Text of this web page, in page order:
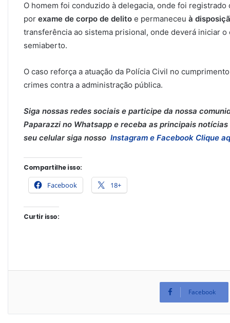
O homem foi conduzido à delegacia, onde foi
por exame de corpo de delito e permaneceu à
transferência ao sistema prisional, onde deverá iniciar
semiaberto.
O caso reforça a atuação da Polícia Civil no
crimes contra a administração pública.
Siga nossas redes sociais e participe da nossa
Paparazzi no Whatsapp e receba as principais
seu celular siga nosso Instagram e Facebook Clique
Compartilhe isso:
Facebook 18+
Curtir isso:
Facebook